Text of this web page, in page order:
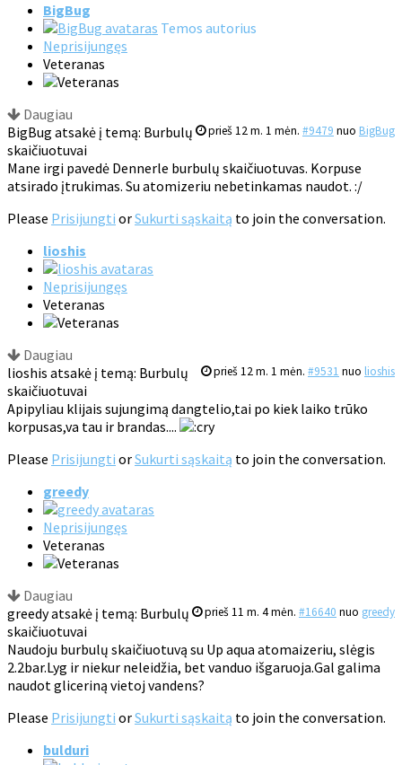
BigBug
Temos autorius
Neprisijungęs
Veteranas
Daugiau
prieš 12 m. 1 mėn. #9479 nuo BigBug
BigBug atsakė į temą: Burbulų
skaičiuotuvai
Mane irgi pavedė Dennerle burbulų skaičiuotuvas. Korpuse
atsirado įtrukimas. Su atomizeriu nebetinkamas naudot. :/
Please Prisijungti orSukurti sąskaitą to join the conversation.
lioshis
Neprisijungęs
Veteranas
Daugiau
prieš 12 m. 1 mėn. #9531 nuo lioshis
lioshis atsakė į temą: Burbulų
skaičiuotuvai
Apipyliau klijais sujungimą dangtelio,tai po kiek laiko trūko
korpusas,va tau ir brandas....
Please Prisijungti orSukurti sąskaitą to join the conversation.
greedy
Neprisijungęs
Veteranas
Daugiau
prieš 11 m. 4 mėn. #16640 nuo greedy
greedy atsakė į temą: Burbulų
skaičiuotuvai
Naudoju burbulų skaičiuotuvą su Up aqua atomaizeriu, slėgis
2.2bar.Lyg ir niekur neleidžia, bet vanduo išgaruoja.Gal galima
naudot gliceriną vietoj vandens?
Please Prisijungti orSukurti sąskaitą to join the conversation.
bulduri